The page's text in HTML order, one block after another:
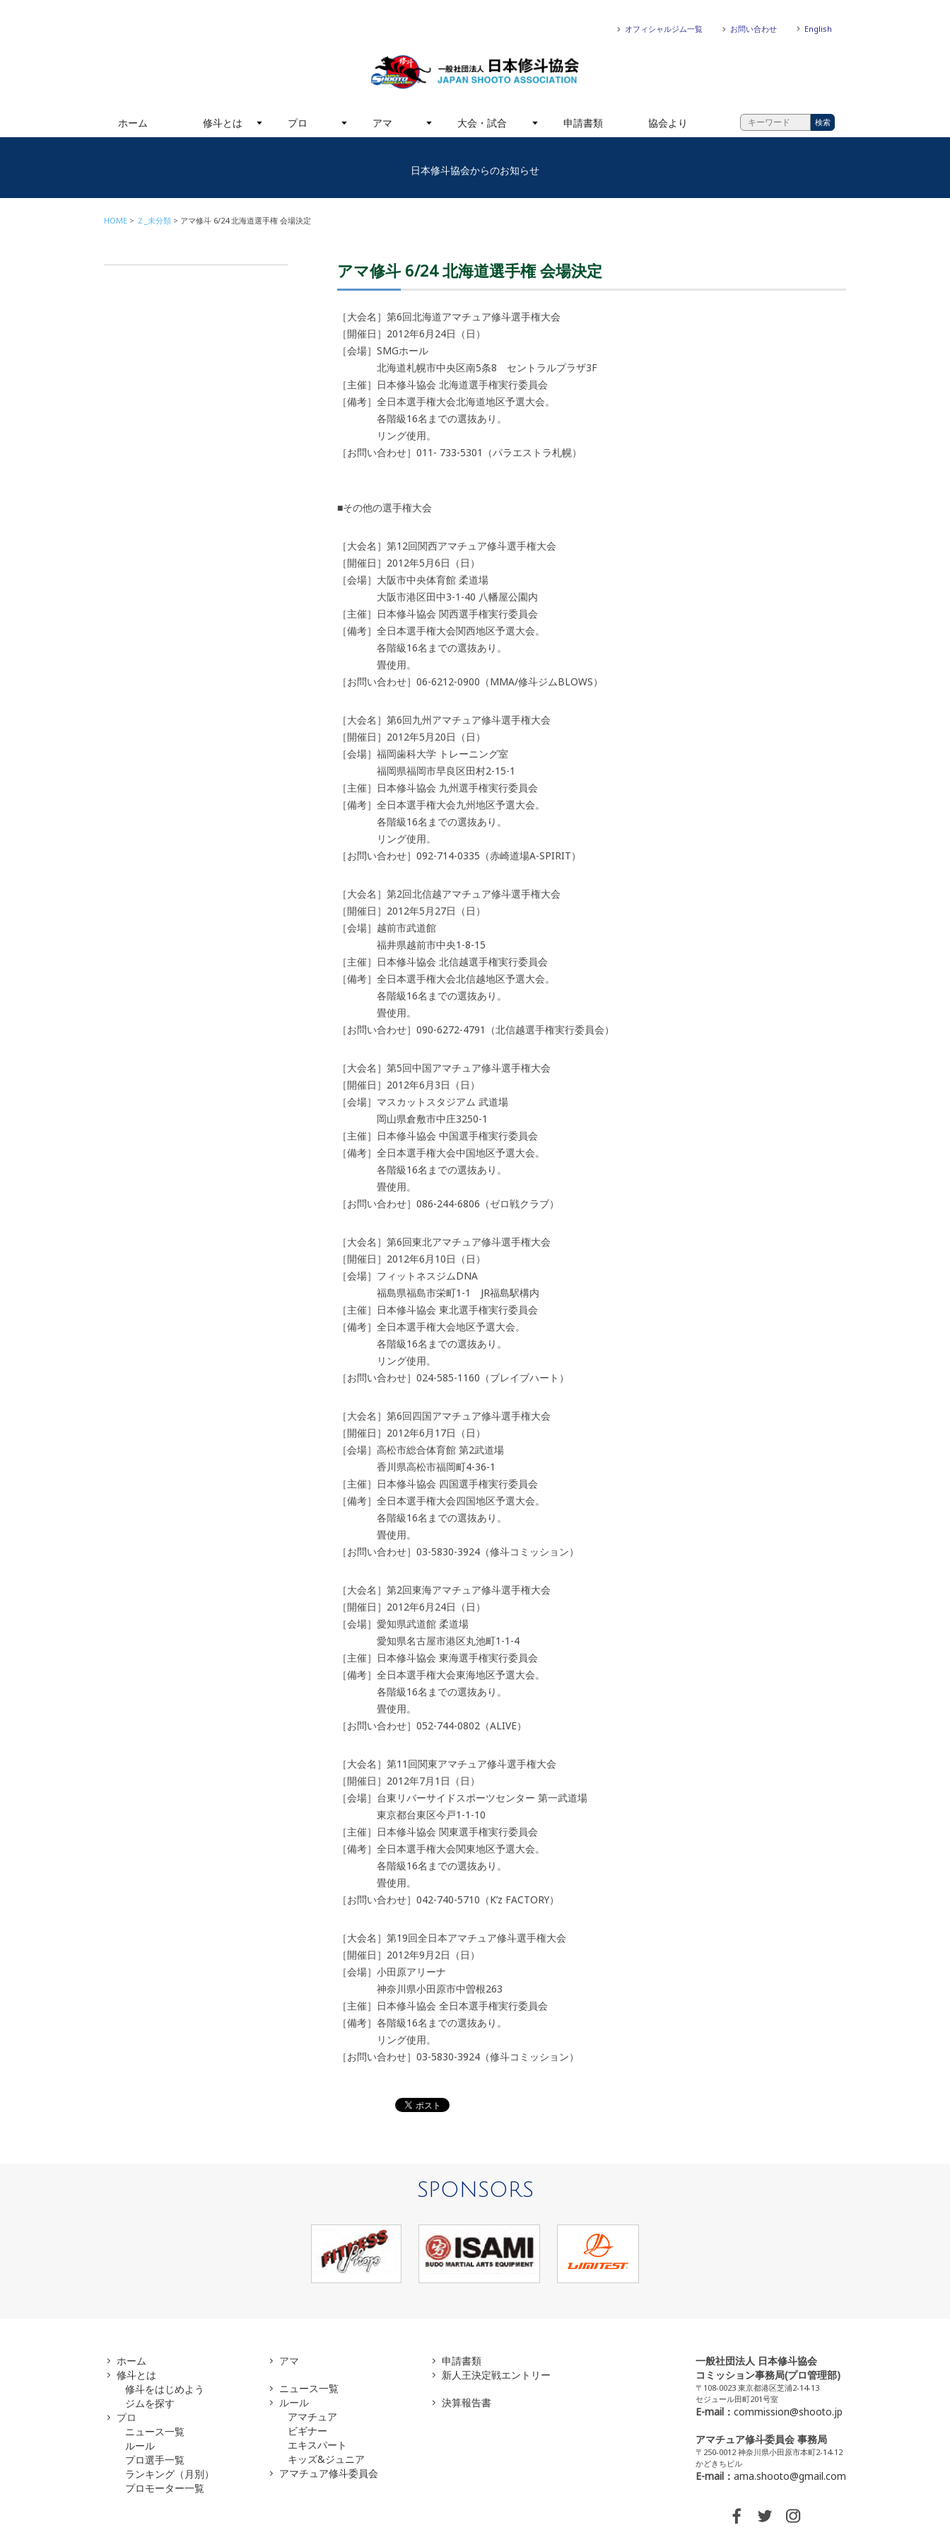
オフィシャルジム一覧 お問い合わせ English
ホーム 修斗とは プロ アマ 大会・試合 申請書類 協会より
日本修斗協会からのお知らせ
HOME Ｚ_未分類 アマ修斗 6/24 北海道選手権 会場決定
アマ修斗 6/24 北海道選手権 会場決定
［大会名］第6回北海道アマチュア修斗選手権大会
［開催日］2012年6月24日（日）
［会場］SMGホール
北海道札幌市中央区南5条8 セントラルプラザ3F
［主催］日本修斗協会 北海道選手権実行委員会
［備考］全日本選手権大会北海道地区予選大会。
各階級16名までの選抜あり。
リング使用。
［お問い合わせ］011- 733-5301（パラエストラ札幌）
■その他の選手権大会
［大会名］第12回関西アマチュア修斗選手権大会
［開催日］2012年5月6日（日）
［会場］大阪市中央体育館 柔道場
大阪市港区田中3-1-40 八幡屋公園内
［主催］日本修斗協会 関西選手権実行委員会
［備考］全日本選手権大会関西地区予選大会。
各階級16名までの選抜あり。
畳使用。
［お問い合わせ］06-6212-0900（MMA/修斗ジムBLOWS）
［大会名］第6回九州アマチュア修斗選手権大会
［開催日］2012年5月20日（日）
［会場］福岡歯科大学 トレーニング室
福岡県福岡市早良区田村2-15-1
［主催］日本修斗協会 九州選手権実行委員会
［備考］全日本選手権大会九州地区予選大会。
各階級16名までの選抜あり。
リング使用。
［お問い合わせ］092-714-0335（赤崎道場A-SPIRIT）
［大会名］第2回北信越アマチュア修斗選手権大会
［開催日］2012年5月27日（日）
［会場］越前市武道館
福井県越前市中央1-8-15
［主催］日本修斗協会 北信越選手権実行委員会
［備考］全日本選手権大会北信越地区予選大会。
各階級16名までの選抜あり。
畳使用。
［お問い合わせ］090-6272-4791（北信越選手権実行委員会）
［大会名］第5回中国アマチュア修斗選手権大会
［開催日］2012年6月3日（日）
［会場］マスカットスタジアム 武道場
岡山県倉敷市中庄3250-1
［主催］日本修斗協会 中国選手権実行委員会
［備考］全日本選手権大会中国地区予選大会。
各階級16名までの選抜あり。
畳使用。
［お問い合わせ］086-244-6806（ゼロ戦クラブ）
［大会名］第6回東北アマチュア修斗選手権大会
［開催日］2012年6月10日（日）
［会場］フィットネスジムDNA
福島県福島市栄町1-1 JR福島駅構内
［主催］日本修斗協会 東北選手権実行委員会
［備考］全日本選手権大会地区予選大会。
各階級16名までの選抜あり。
リング使用。
［お問い合わせ］024-585-1160（ブレイブハート）
［大会名］第6回四国アマチュア修斗選手権大会
［開催日］2012年6月17日（日）
［会場］高松市総合体育館 第2武道場
香川県高松市福岡町4-36-1
［主催］日本修斗協会 四国選手権実行委員会
［備考］全日本選手権大会四国地区予選大会。
各階級16名までの選抜あり。
畳使用。
［お問い合わせ］03-5830-3924（修斗コミッション）
［大会名］第2回東海アマチュア修斗選手権大会
［開催日］2012年6月24日（日）
［会場］愛知県武道館 柔道場
愛知県名古屋市港区丸池町1-1-4
［主催］日本修斗協会 東海選手権実行委員会
［備考］全日本選手権大会東海地区予選大会。
各階級16名までの選抜あり。
畳使用。
［お問い合わせ］052-744-0802（ALIVE）
［大会名］第11回関東アマチュア修斗選手権大会
［開催日］2012年7月1日（日）
［会場］台東リバーサイドスポーツセンター 第一武道場
東京都台東区今戸1-1-10
［主催］日本修斗協会 関東選手権実行委員会
［備考］全日本選手権大会関東地区予選大会。
各階級16名までの選抜あり。
畳使用。
［お問い合わせ］042-740-5710（K’z FACTORY）
［大会名］第19回全日本アマチュア修斗選手権大会
［開催日］2012年9月2日（日）
［会場］小田原アリーナ
神奈川県小田原市中曽根263
［主催］日本修斗協会 全日本選手権実行委員会
［備考］各階級16名までの選抜あり。
リング使用。
［お問い合わせ］03-5830-3924（修斗コミッション）
SPONSORS
ホーム
修斗とは
修斗をはじめよう
ジムを探す
プロ
ニュース一覧
ルール
プロ選手一覧
ランキング（月別）
プロモーター一覧
アマ
ニュース一覧
ルール
アマチュア
ビギナー
エキスパート
キッズ&ジュニア
アマチュア修斗委員会
申請書類
新人王決定戦エントリー
決算報告書
一般社団法人 日本修斗協会
コミッション事務局(プロ管理部)
〒108-0023 東京都港区芝浦2-14-13
セジュール田町201号室
E-mail： commission@shooto.jp
アマチュア修斗委員会 事務局
〒250-0012 神奈川県小田原市本町2-14-12
かどきちビル
E-mail： ama.shooto@gmail.com